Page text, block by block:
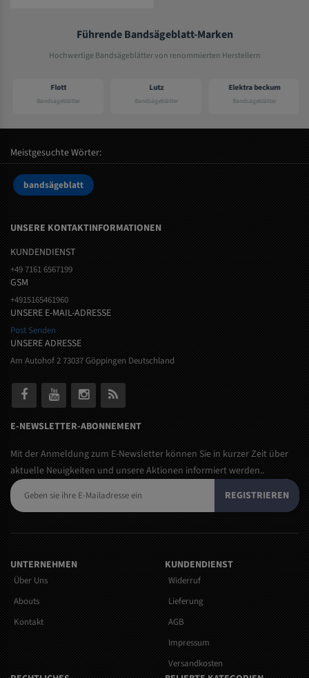
Führende Bandsägeblatt-Marken
Hochwertige Bandsägeblätter von renommierten Herstellern
Flott
Bandsägeblätter
Lutz
Bandsägeblätter
Elektra beckum
Bandsägeblätter
Meistgesuchte Wörter:
bandsägeblatt
UNSERE KONTAKTINFORMATIONEN
KUNDENDIENST
+49 7161 6567199
GSM
+4915165461960
UNSERE E-MAIL-ADRESSE
Post Senden
UNSERE ADRESSE
Am Autohof 2 73037 Göppingen Deutschland
E-NEWSLETTER-ABONNEMENT
Mit der Anmeldung zum E-Newsletter können Sie in kurzer Zeit über
aktuelle Neuigkeiten und unsere Aktionen informiert werden..
REGISTRIEREN
UNTERNEHMEN
Über Uns
Abouts
Kontakt
KUNDENDIENST
Widerruf
Lieferung
AGB
Impressum
Versandkosten